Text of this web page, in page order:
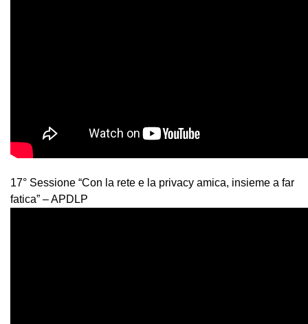
17° Sessione “Con la rete e la privacy amica, insieme a far
fatica” – APDLP